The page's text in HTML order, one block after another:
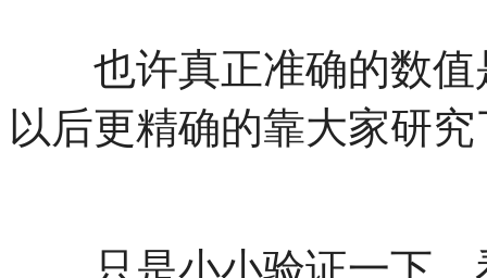
也许真正准确的数值
以后更精确的靠大家研究
只是小小验证一下，